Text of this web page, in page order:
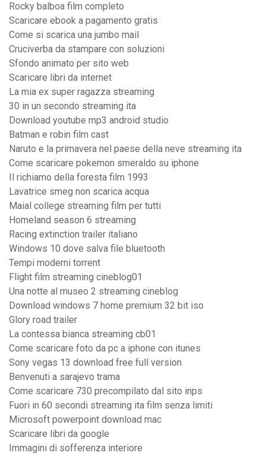
Rocky balboa film completo
Scaricare ebook a pagamento gratis
Come si scarica una jumbo mail
Cruciverba da stampare con soluzioni
Sfondo animato per sito web
Scaricare libri da internet
La mia ex super ragazza streaming
30 in un secondo streaming ita
Download youtube mp3 android studio
Batman e robin film cast
Naruto e la primavera nel paese della neve streaming ita
Come scaricare pokemon smeraldo su iphone
Il richiamo della foresta film 1993
Lavatrice smeg non scarica acqua
Maial college streaming film per tutti
Homeland season 6 streaming
Racing extinction trailer italiano
Windows 10 dove salva file bluetooth
Tempi moderni torrent
Flight film streaming cineblog01
Una notte al museo 2 streaming cineblog
Download windows 7 home premium 32 bit iso
Glory road trailer
La contessa bianca streaming cb01
Come scaricare foto da pc a iphone con itunes
Sony vegas 13 download free full version
Benvenuti a sarajevo trama
Come scaricare 730 precompilato dal sito inps
Fuori in 60 secondi streaming ita film senza limiti
Microsoft powerpoint download mac
Scaricare libri da google
Immagini di sofferenza interiore